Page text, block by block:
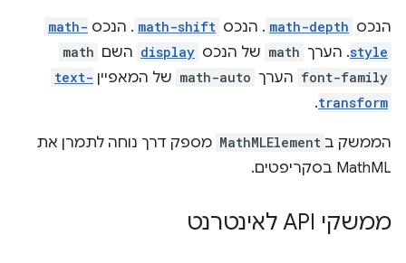
הנכס math-depth . הנכס math-shift . הנכס math-
style. הערך math של הנכס display השם math
font-family הערך math-auto של המאפיין text-
transform
.
הממשק ב MathMLElement מספק דרך נוחה לתמרן את
MathML בסקריפטים.
ממשקי API לאינטרנט